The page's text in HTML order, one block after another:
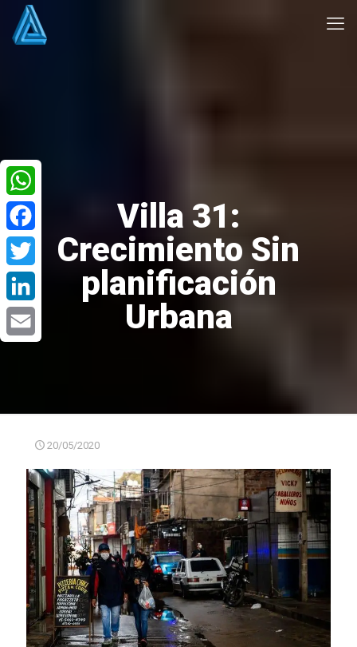
Villa 31:
Crecimiento Sin
planificación
Urbana
20/05/2020
WhatsApp
Facebook
Twitter
LinkedIn